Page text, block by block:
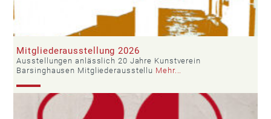
Mitgliederausstellung 2026
Ausstellungen anlässlich 20 Jahre Kunstverein
Barsinghausen Mitgliederausstellu Mehr...